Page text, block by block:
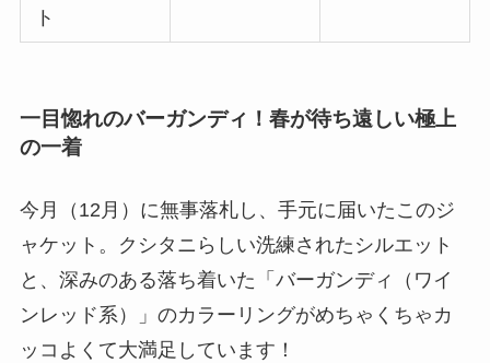
ト
一目惚れのバーガンディ！春が待ち遠しい極上
の一着
今月（12月）に無事落札し、手元に届いたこのジ
ャケット。クシタニらしい洗練されたシルエット
と、深みのある落ち着いた「バーガンディ（ワイ
ンレッド系）」のカラーリングがめちゃくちゃカ
ッコよくて大満足しています！